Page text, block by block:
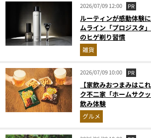
2026/07/09 12:00 PR
ルーティンが感動体験
ムライン「プロジスタ
のヒゲ剃り習慣
雑貨
2026/07/09 10:00 PR
【家飲みおつまみはこ
ク不二家「ホームサク
飲み体験
グルメ